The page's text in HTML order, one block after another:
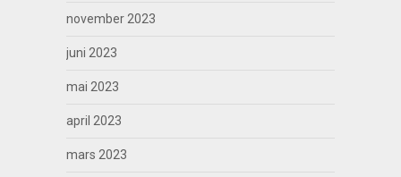
november 2023
juni 2023
mai 2023
april 2023
mars 2023